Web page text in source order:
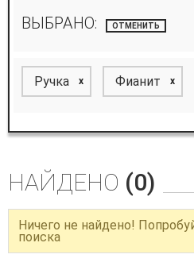
ВЫБРАНО: ОТМЕНИТЬ
Ручка x Фианит x
НАЙДЕНО (0)
Ничего не найдено!
поиска